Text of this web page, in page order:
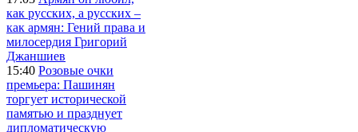
как русских, а русских –
как армян: Гений права и
милосердия Григорий
Джаншиев
15:40 Розовые очки
премьера: Пашинян
торгует исторической
памятью и празднует
дипломатическую